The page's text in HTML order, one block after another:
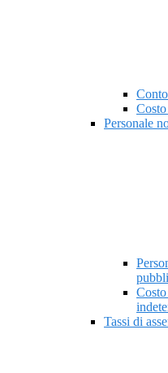
Personale
Tassi di